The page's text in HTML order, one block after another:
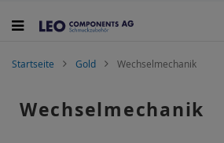
Inhalt
Startseite Gold Wechselmechanik
Wechselmechanik